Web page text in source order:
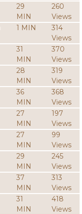
29
MIN
260
Views
1 MIN
314
Views
31
MIN
370
Views
28
MIN
319
Views
36
MIN
368
Views
27
MIN
197
Views
27
MIN
99
Views
29
MIN
245
Views
37
MIN
313
Views
31
MIN
418
Views